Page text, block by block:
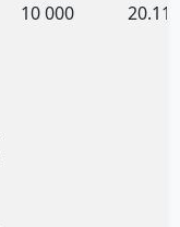
10 000